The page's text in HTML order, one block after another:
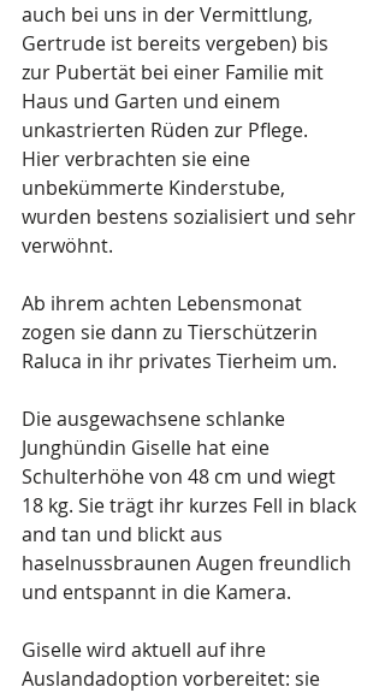
auch bei uns in der Vermittlung,
Gertrude ist bereits vergeben) bis
zur Pubertät bei einer Familie mit
Haus und Garten und einem
unkastrierten Rüden zur Pflege.
Hier verbrachten sie eine
unbekümmerte Kinderstube,
wurden bestens sozialisiert und sehr
verwöhnt.
Ab ihrem achten Lebensmonat
zogen sie dann zu Tierschützerin
Raluca in ihr privates Tierheim um.
Die ausgewachsene schlanke
Junghündin Giselle hat eine
Schulterhöhe von 48 cm und wiegt
18 kg. Sie trägt ihr kurzes Fell in black
and tan und blickt aus
haselnussbraunen Augen freundlich
und entspannt in die Kamera.
Giselle wird aktuell auf ihre
Auslandadoption vorbereitet: sie